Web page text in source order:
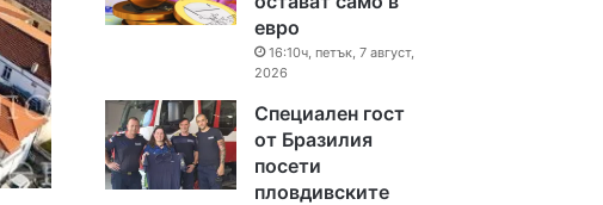
евро
16:10ч, петък, 7 август,
2026
Специален гост
от Бразилия
посети
пловдивските